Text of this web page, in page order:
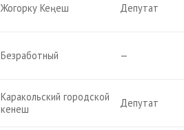
Жогорку Кеңеш Депутат
Безработный —
Каракольский городской
кенеш
Депутат